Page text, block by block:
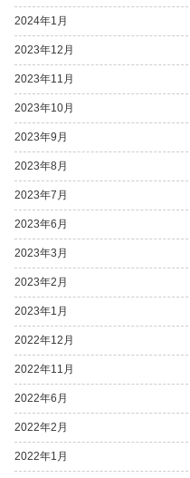
2024年1月
2023年12月
2023年11月
2023年10月
2023年9月
2023年8月
2023年7月
2023年6月
2023年3月
2023年2月
2023年1月
2022年12月
2022年11月
2022年6月
2022年2月
2022年1月